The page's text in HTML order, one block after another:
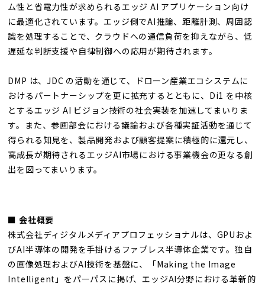
ム性と省電力性が求められるエッジ AI アプリケーション向け
に最適化されています。エッジ側でAI推論、距離計測、周囲認
識を処理することで、クラウドへの通信負荷を抑えながら、低
遅延な判断支援や自律制御への応用が期待されます。
DMP は、JDC の活動を通じて、ドローン産業エコシステムに
おけるパートナーシップを更に拡充するとともに、Di1 を中核
とするエッジ AI ビジョン技術の社会実装を加速してまいりま
す。また、参画部会における議論および各種実証活動を通じて
得られる知見を、製品開発および顧客提案に積極的に還元し、
高成長が期待されるエッジAI市場における事業機会の更なる創
出を図ってまいります。
■ 会社概要
株式会社ディジタルメディアプロフェッショナルは、GPUおよ
びAI半導体の開発を手掛けるファブレス半導体企業です。独自
の画像処理およびAI技術を基盤に、「Making the Image
Intelligent」をパーパスに掲げ、エッジAI分野における革新的